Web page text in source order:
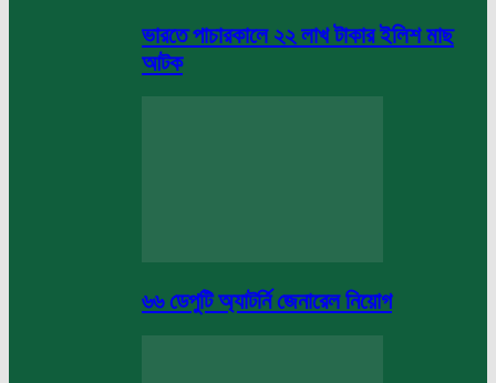
ভারতে পাচারকালে ২২ লাখ টাকার ইলিশ মাছ
আটক
৬৬ ডেপুটি অ্যাটর্নি জেনারেল নিয়োগ